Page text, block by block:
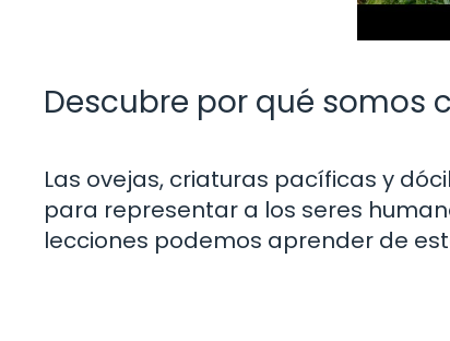
Descubre por qué somos
Las ovejas, criaturas pacíficas y
para representar a los seres
lecciones podemos aprender de